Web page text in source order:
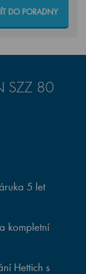
DO PORADNY
SZZ 80
5 let
kompletní
Hettich s